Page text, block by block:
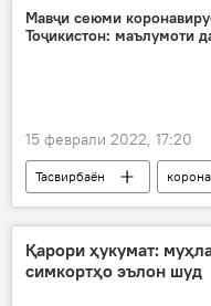
Мавҷи сеюми
Тоҷикистон: маълумоти
15 феврали 2022, 17:20
Тасвирбаён
Қарори ҳукумат:
симкортҳо эълон шуд